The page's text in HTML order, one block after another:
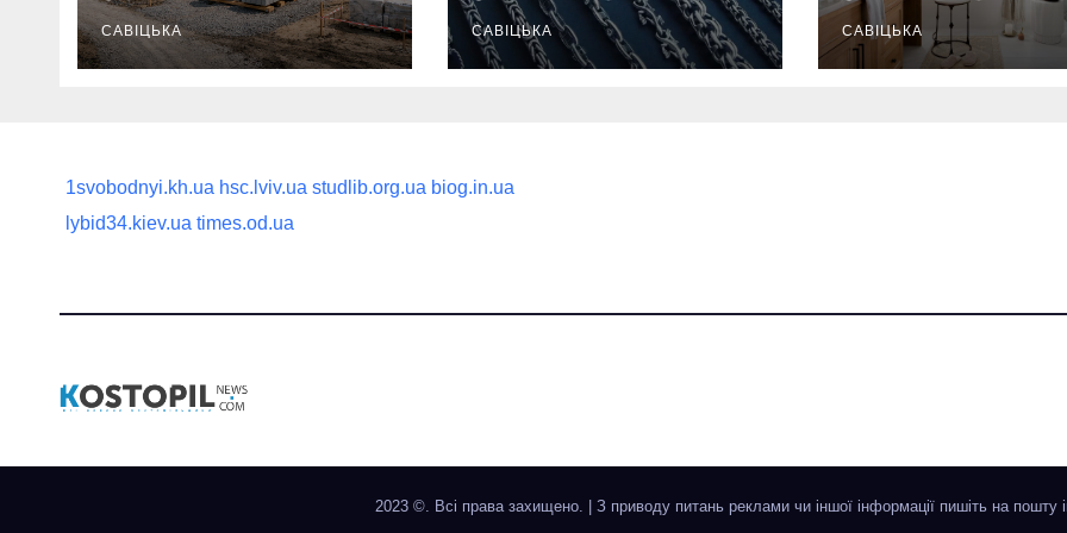
продумати до
першої доставки
на ділянку
САВІЦЬКА
вважаються
найнадійнішими
САВІЦЬКА
ежедневную
гигиену в
САВІЦЬКА
1svobodnyi.kh.ua hsc.lviv.ua studlib.org.ua biog.in.ua
lybid34.kiev.ua times.od.ua
2023 ©. Всі права захищено. З приводу питань реклами чи іншої інформації пишіть на пошту